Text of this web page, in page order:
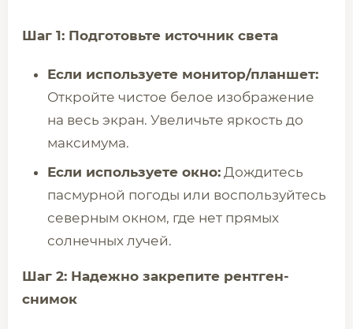
Шаг 1: Подготовьте источник света
Если используете монитор/планшет:
Откройте чистое белое изображение
на весь экран. Увеличьте яркость до
максимума.
Если используете окно: Дождитесь
пасмурной погоды или воспользуйтесь
северным окном, где нет прямых
солнечных лучей.
Шаг 2: Надежно закрепите рентген-
снимок